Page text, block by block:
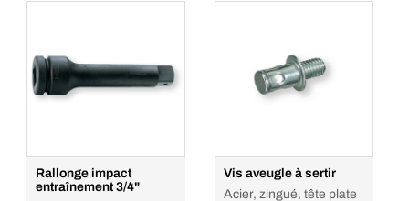
Rallonge impact
entraînement 3/4"
Vis aveugle à sertir
Acier, zingué, tête plate